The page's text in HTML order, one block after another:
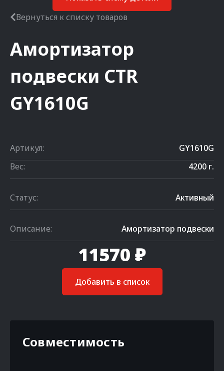
Вернуться к списку товаров
Амортизатор
подвески CTR
GY1610G
Артикул:
GY1610G
Вес:
4200 г.
Статус: Активный
Описание: Амортизатор подвески
11570 ₽
Добавить в список
Совместимость